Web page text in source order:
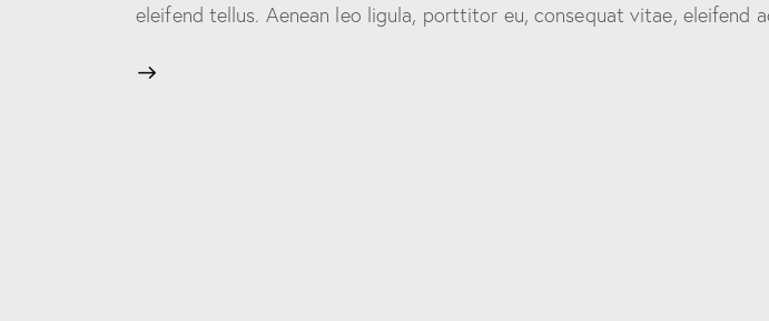
eleifend tellus. Aenean leo ligula, porttitor eu, consequat vitae, eleifend